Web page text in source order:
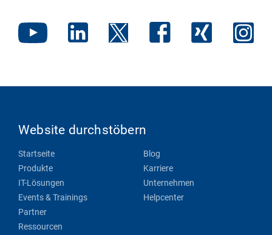
Website durchstöbern
Startseite
Produkte
IT-Lösungen
Events & Trainings
Partner
Ressourcen
Blog
Karriere
Unternehmen
Helpcenter